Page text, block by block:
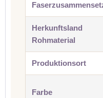
Herkunftsland
Rohmaterial
Produktionsort
Farbe